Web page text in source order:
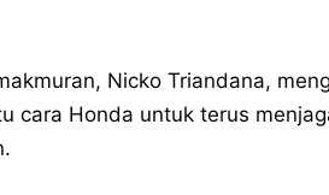
Nicko Triandana,
cara Honda untuk terus